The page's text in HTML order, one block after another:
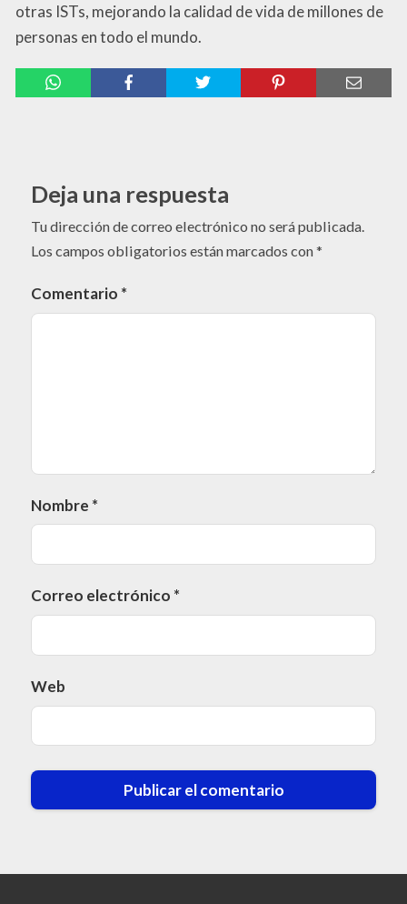
otras ISTs, mejorando la calidad de vida de millones de
personas en todo el mundo.
Deja una respuesta
Tu dirección de correo electrónico no será publicada.
Los campos obligatorios están marcados con*
Comentario *
Nombre *
Correo electrónico *
Web